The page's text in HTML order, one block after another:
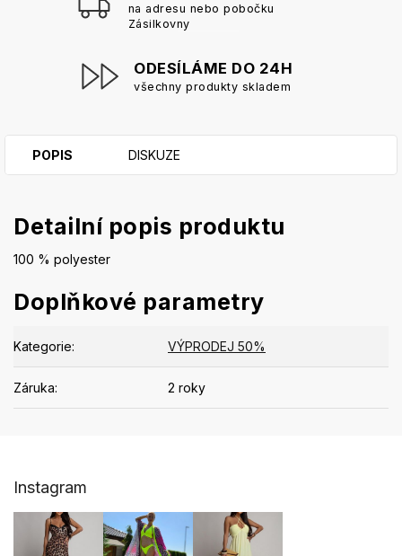
na adresu nebo pobočku
Zásilkovny
ODESÍLÁME DO 24H
všechny produkty skladem
POPIS DISKUZE
Detailní popis produktu
100 % polyester
Doplňkové parametry
Kategorie: VÝPRODEJ 50%
Záruka: 2 roky
Instagram